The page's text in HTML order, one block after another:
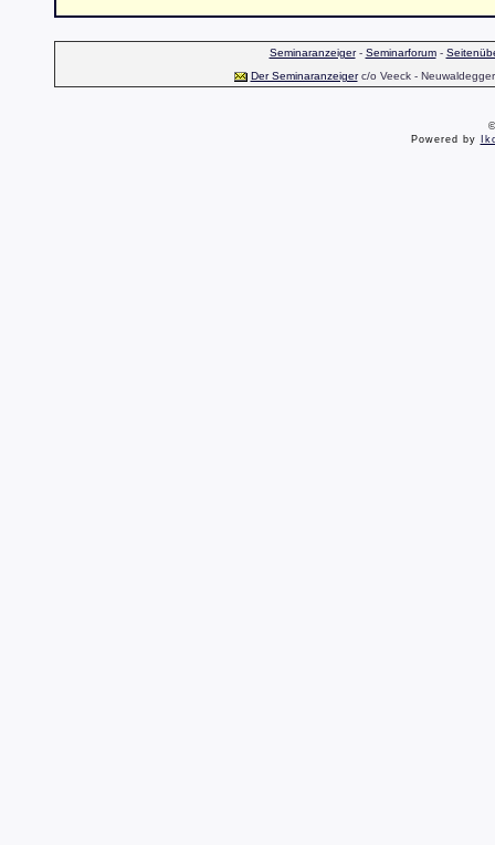
Seminaranzeiger- Seminarforum-
Der Seminaranzeigerc/o Veeck -
Powered by